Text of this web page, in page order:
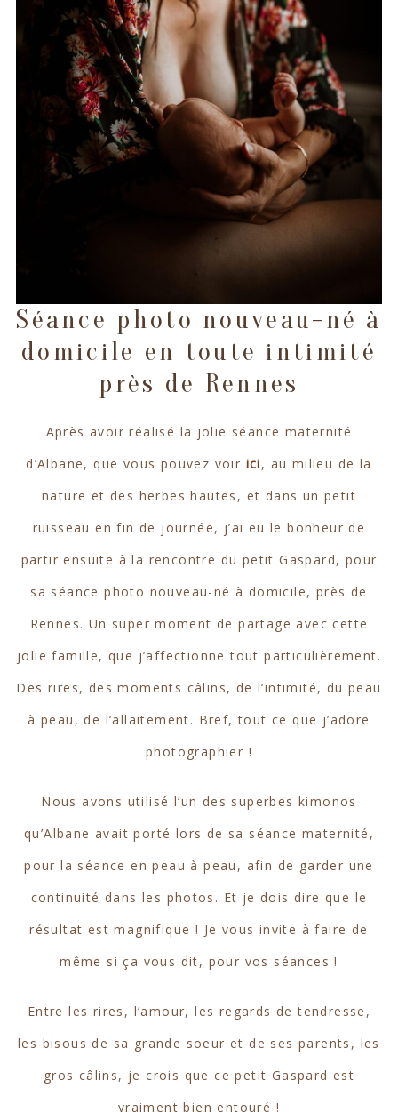
Séance photo nouveau-né à
domicile en toute intimité
près de Rennes
Après avoir réalisé la jolie séance maternité
d’Albane, que vous pouvez voir ici, au milieu de la
nature et des herbes hautes, et dans un petit
ruisseau en fin de journée, j’ai eu le bonheur de
partir ensuite à la rencontre du petit Gaspard, pour
sa séance photo nouveau-né à domicile, près de
Rennes. Un super moment de partage avec cette
jolie famille, que j’affectionne tout particulièrement.
Des rires, des moments câlins, de l’intimité, du peau
à peau, de l’allaitement. Bref, tout ce que j’adore
photographier !
Nous avons utilisé l’un des superbes kimonos
qu’Albane avait porté lors de sa séance maternité,
pour la séance en peau à peau, afin de garder une
continuité dans les photos. Et je dois dire que le
résultat est magnifique ! Je vous invite à faire de
même si ça vous dit, pour vos séances !
Entre les rires, l’amour, les regards de tendresse,
les bisous de sa grande soeur et de ses parents, les
gros câlins, je crois que ce petit Gaspard est
vraiment bien entouré !